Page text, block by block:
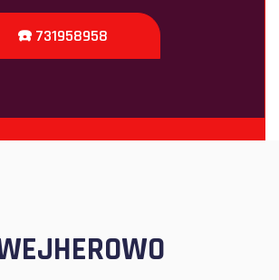
☎️ 731958958